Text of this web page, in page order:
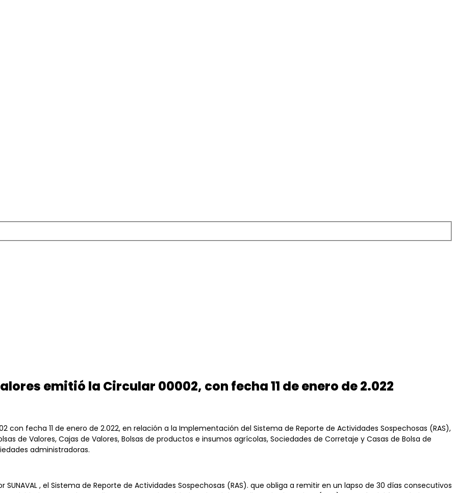
emitió la Circular 00002, con fecha 11 de enero de 2.022
con fecha 11 de enero de 2.022, en relación a la Implementación del Sistema de Reporte de Actividades Sospechosas (RAS),
de Valores, Cajas de Valores, Bolsas de productos e insumos agrícolas, Sociedades de Corretaje y Casas de Bolsa de
administradoras.
, el Sistema de Reporte de Actividades Sospechosas (RAS). que obliga a remitir en un lapso de 30 días consecutivos